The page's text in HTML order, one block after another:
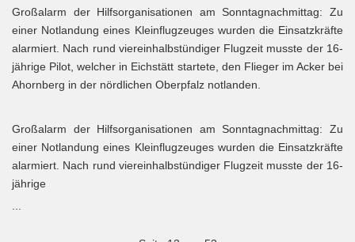
Großalarm der Hilfsorganisationen am Sonntagnachmittag: Zu
einer Notlandung eines Kleinflugzeuges wurden die Einsatzkräfte
alarmiert. Nach rund viereinhalbstündiger Flugzeit musste der 16-
jährige Pilot, welcher in Eichstätt startete, den Flieger im Acker bei
Ahornberg in der nördlichen Oberpfalz notlanden.
Großalarm der Hilfsorganisationen am Sonntagnachmittag: Zu
einer Notlandung eines Kleinflugzeuges wurden die Einsatzkräfte
alarmiert. Nach rund viereinhalbstündiger Flugzeit musste der 16-
jährige